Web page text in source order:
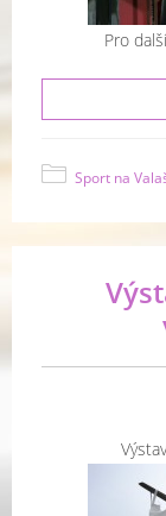
Pro
Sport na